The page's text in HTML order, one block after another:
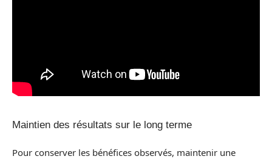
Maintien des résultats sur le long terme
Pour conserver les bénéfices observés, maintenir une